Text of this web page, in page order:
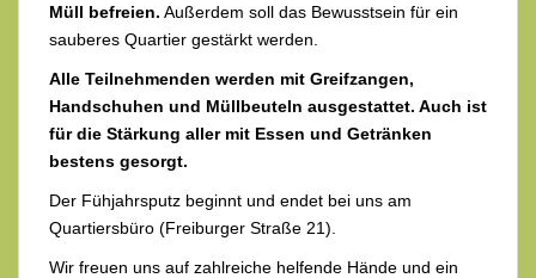
Müll befreien. Außerdem soll das Bewusstsein für ein
sauberes Quartier gestärkt werden.
Alle Teilnehmenden werden mit Greifzangen,
Handschuhen und Müllbeuteln ausgestattet. Auch ist
für die Stärkung aller mit Essen und Getränken
bestens gesorgt.
Der Fühjahrsputz beginnt und endet bei uns am
Quartiersbüro (Freiburger Straße 21).
Wir freuen uns auf zahlreiche helfende Hände und ein